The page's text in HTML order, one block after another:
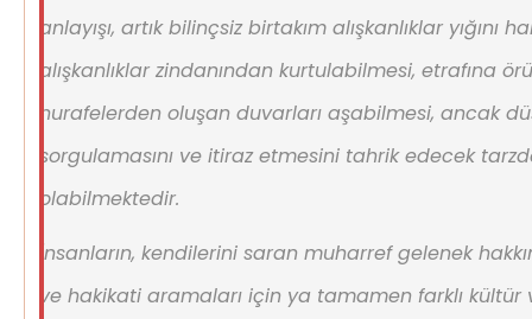
anlayışı, artık bilinçsiz birtakım alışkanlıklar yığını
alışkanlıklar zindanından kurtulabilmesi, etrafına
hurafelerden oluşan duvarları aşabilmesi, ancak
sorgulamasını ve itiraz etmesini tahrik edecek
olabilmektedir.
İnsanların, kendilerini saran muharref gelenek
ve hakikati aramaları için ya tamamen farklı